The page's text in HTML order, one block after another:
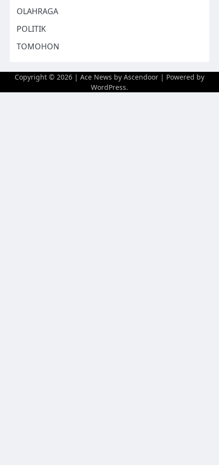
OLAHRAGA
POLITIK
TOMOHON
Copyright © 2026 | Ace News by Ascendoor | Powered by
WordPress.